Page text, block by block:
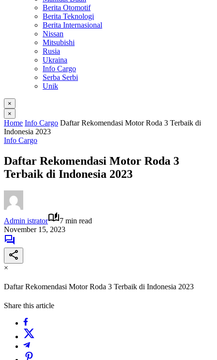
Berita Otomotif
Berita Teknologi
Berita Internasional
Nissan
Mitsubishi
Rusia
Ukraina
Info Cargo
Serba Serbi
Unik
×
×
Home Info Cargo Daftar Rekomendasi Motor Roda 3 Terbaik di
Indonesia 2023
Info Cargo
Daftar Rekomendasi Motor Roda 3
Terbaik di Indonesia 2023
Admin istrator
7 min read
November 15, 2023
×
Daftar Rekomendasi Motor Roda 3 Terbaik di Indonesia 2023
Share this article